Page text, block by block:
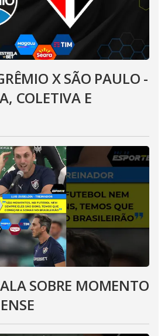
X SÃO PAULO -
COLETIVA E
SOBRE MOMENTO